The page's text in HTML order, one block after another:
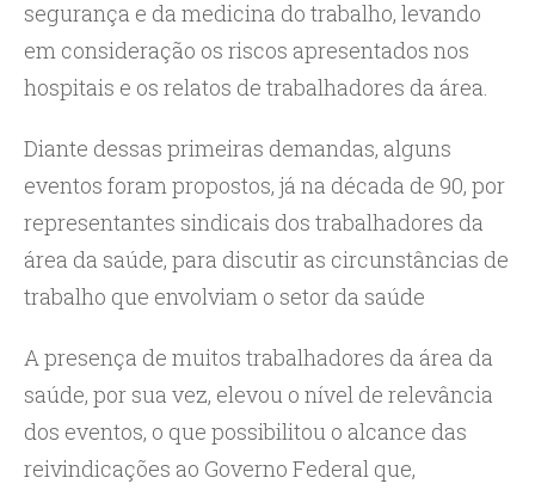
segurança e da medicina do trabalho, levando
em consideração os riscos apresentados nos
hospitais e os relatos de trabalhadores da área.
Diante dessas primeiras demandas, alguns
eventos foram propostos, já na década de 90, por
representantes sindicais dos trabalhadores da
área da saúde, para discutir as circunstâncias de
trabalho que envolviam o setor da saúde
A presença de muitos trabalhadores da área da
saúde, por sua vez, elevou o nível de relevância
dos eventos, o que possibilitou o alcance das
reivindicações ao Governo Federal que,